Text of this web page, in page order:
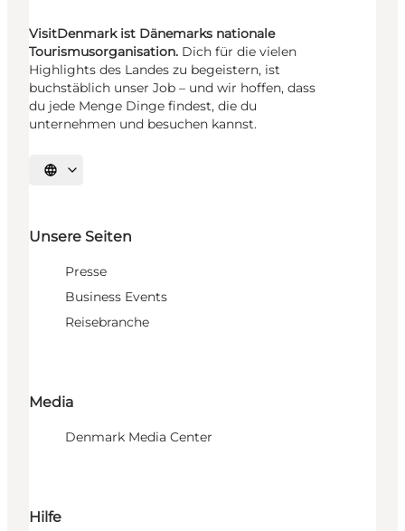
VisitDenmark ist Dänemarks nationale
Tourismusorganisation. Dich für die vielen
Highlights des Landes zu begeistern, ist
buchstäblich unser Job – und wir hoffen, dass
du jede Menge Dinge findest, die du
unternehmen und besuchen kannst.
Sprache auswählen
Unsere Seiten
Presse
Business Events
Reisebranche
Media
Denmark Media Center
Hilfe